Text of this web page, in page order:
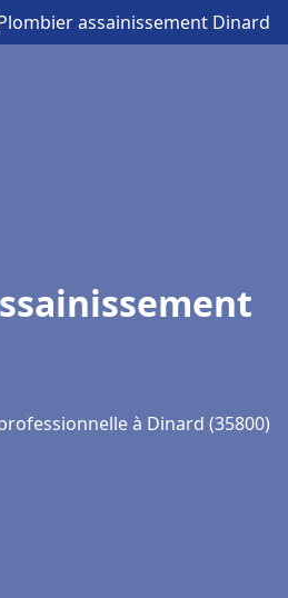
assainissement Dinard
à Dinard (35800)